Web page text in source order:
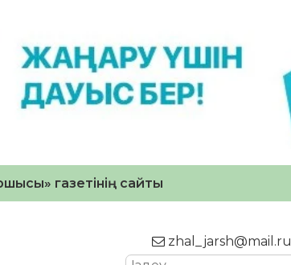
газетінің сайты
zhal_jarsh@mail.ru